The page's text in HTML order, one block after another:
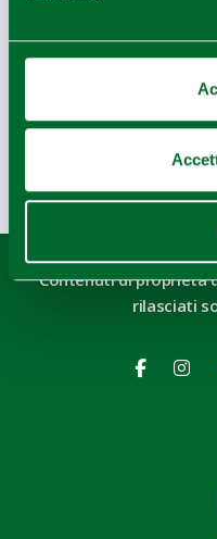
Ultimo
Contenuti di proprietà
rilasciati